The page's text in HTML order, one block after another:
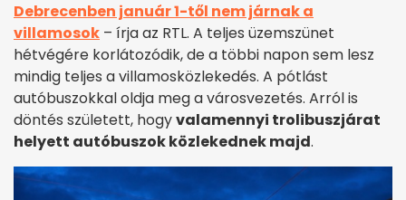
Debrecenben január 1-től nem járnak a
villamosok – írja az RTL. A teljes üzemszünet
hétvégére korlátozódik, de a többi napon sem lesz
mindig teljes a villamosközlekedés. A pótlást
autóbuszokkal oldja meg a városvezetés. Arról is
döntés született, hogyvalamennyi trolibuszjárat
helyett autóbuszok közlekednek majd.